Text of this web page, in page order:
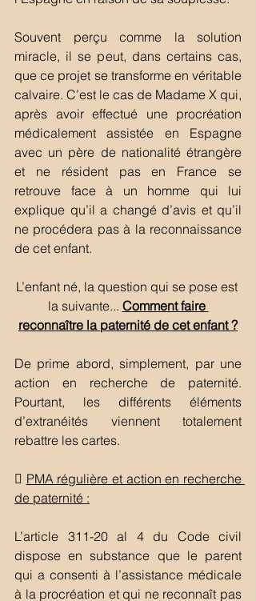
Souvent perçu comme la solution
miracle, il se peut, dans certains cas,
que ce projet se transforme en véritable
calvaire. C’est le cas de Madame X qui,
après avoir effectué une procréation
médicalement assistée en Espagne
avec un père de nationalité étrangère
et ne résident pas en France se
retrouve face à un homme qui lui
explique qu’il a changé d’avis et qu’il
ne procédera pas à la reconnaissance
de cet enfant.
L’enfant né, la question qui se pose est
la suivante... Comment faire
reconnaître la paternité de cet enfant ?
De prime abord, simplement, par une
action en recherche de paternité.
Pourtant, les différents éléments
d’extranéités viennent totalement
rebattre les cartes.
 PMA régulière et action en recherche
de paternité :
L’article 311-20 al 4 du Code civil
dispose en substance que le parent
qui a consenti à l’assistance médicale
à la procréation et qui ne reconnaît pas